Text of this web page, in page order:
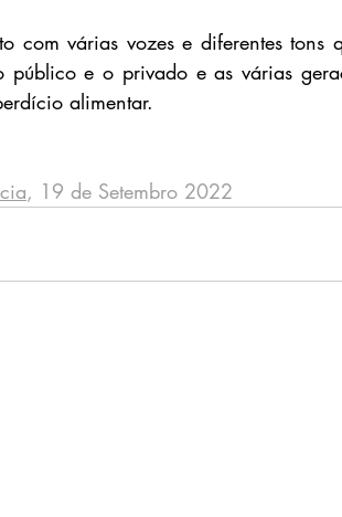
com várias vozes e diferentes tons
público e o privado e as várias
alimentar.
, 19 de Setembro 2022